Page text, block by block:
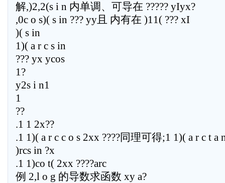
解,)2,2(s i n 内单调、可导在 ????? yIyx?
,0c o s)( s in ??? yy且 内有在 )11( ??? xI
)( s in
1)( a r c s in
??? yx ycos
1?
y2s i n1
1
??
.1 1 2x??
.1 1)( a r c c o s 2xx ????同理可得;1 1)( a r c t a
)rcs in ?x
.1 1)co t( 2xx ????arc
例 2,l o g 的导数求函数 xy a?